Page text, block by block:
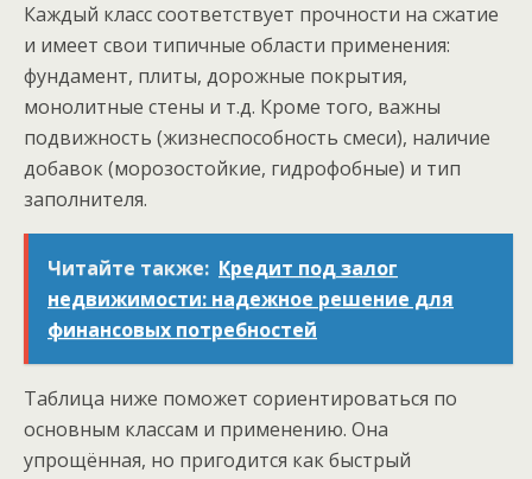
Каждый класс соответствует прочности на сжатие
и имеет свои типичные области применения:
фундамент, плиты, дорожные покрытия,
монолитные стены и т.д. Кроме того, важны
подвижность (жизнеспособность смеси), наличие
добавок (морозостойкие, гидрофобные) и тип
заполнителя.
Читайте также: Кредит под залог
недвижимости: надежное решение для
финансовых потребностей
Таблица ниже поможет сориентироваться по
основным классам и применению. Она
упрощённая, но пригодится как быстрый